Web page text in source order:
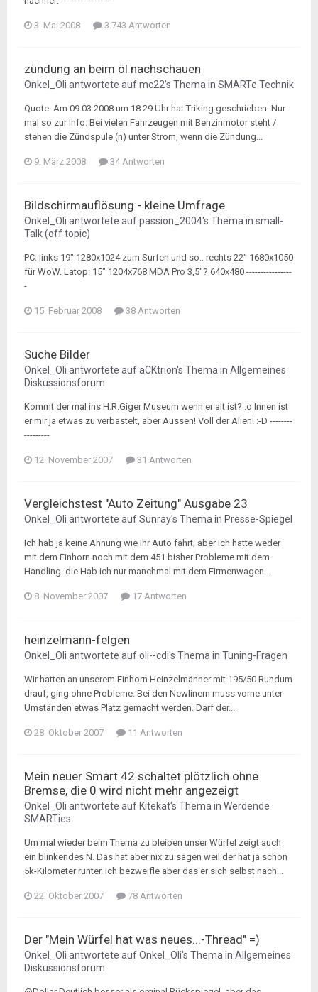
3. Mai 2008 3.743 Antworten
zündung an beim öl nachschauen
Onkel_Oli antwortete aufmc22's Thema in SMARTe Technik
Quote: Am 09.03.2008 um 18:29 Uhr hat Triking geschrieben: Nur
mal so zur Info: Bei vielen Fahrzeugen mit Benzinmotor steht /
stehen die Zündspule (n) unter Strom, wenn die Zündung...
9. März 2008 34 Antworten
Bildschirmauflösung - kleine Umfrage.
Onkel_Oli antwortete aufpassion_2004's Thema in small-
Talk (off topic)
PC: links 19" 1280x1024 zum Surfen und so.. rechts 22" 1680x1050
für WoW. Latop: 15" 1204x768 MDA Pro 3,5"? 640x480 ----------------
-
15. Februar 2008 38 Antworten
Suche Bilder
Onkel_Oli antwortete aufaCKtrion's Thema in Allgemeines
Diskussionsforum
Kommt der mal ins H.R.Giger Museum wenn er alt ist? :o Innen ist
er mir ja etwas zu verbastelt, aber Aussen! Voll der Alien! :-D --------
---------
12. November 2007 31 Antworten
Vergleichstest "Auto Zeitung" Ausgabe 23
Onkel_Oli antwortete aufSunray's Thema in Presse-Spiegel
Ich hab ja keine Ahnung wie Ihr Auto fahrt, aber ich hatte weder
mit dem Einhorn noch mit dem 451 bisher Probleme mit dem
Handling. die Hab ich nur manchmal mit dem Firmenwagen...
8. November 2007 17 Antworten
heinzelmann-felgen
Onkel_Oli antwortete aufoli--cdi's Thema in Tuning-Fragen
Wir hatten an unserem Einhorn Heinzelmänner mit 195/50 Rundum
drauf, ging ohne Probleme. Bei den Newlinern muss vorne unter
Umständen etwas Platz gemacht werden. Darf der...
28. Oktober 2007 11 Antworten
Mein neuer Smart 42 schaltet plötzlich ohne
Bremse, die 0 wird nicht mehr angezeigt
Onkel_Oli antwortete auf Kitekat's Thema in Werdende
SMARTies
Um mal wieder beim Thema zu bleiben unser Würfel zeigt auch
ein blinkendes N. Das hat aber nix zu sagen weil der hat ja schon
5k-Kilometer runter. Ich bezweifle aber das er sich selbst nach...
22. Oktober 2007 78 Antworten
Der "Mein Würfel hat was neues...-Thread" =)
Onkel_Oli antwortete aufOnkel_Oli's Thema in Allgemeines
Diskussionsforum